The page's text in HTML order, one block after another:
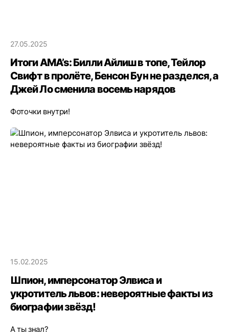
27.05.2025
Итоги AMA’s: Билли Айлиш в топе, Тейлор
Свифт в пролёте, Бенсон Бун не разделся, а
Джей Ло сменила восемь нарядов
Фоточки внутри!
15.02.2025
Шпион, имперсонатор Элвиса и
укротитель львов: невероятные факты из
биографии звёзд!
А ты знал?